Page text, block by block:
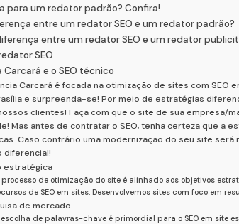
para um redator padrão? Confira!
entre um redator SEO e um redator padrão?
entre um redator SEO e um redator
SEO
Carcará e o SEO técnico
Carcará é focada na otimização de sites com SEO
e surpreenda-se! Por meio de estratégias
clientes! Faça com que o site de sua empresa/
Mas antes de contratar o SEO, tenha certeza que a
Caso contrário uma modernização do seu site será
diferencial!
estratégica
processo de otimização do site é alinhado aos objetivos
de SEO em sites. Desenvolvemos sites com foco em
de mercado
escolha de palavras-chave é primordial para o SEO em site